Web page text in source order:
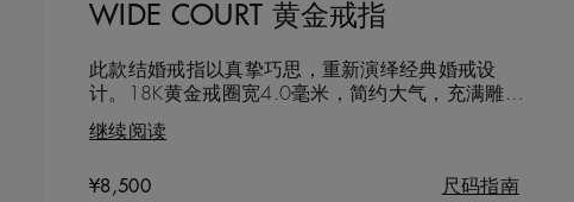
WIDE COURT 黄金戒指
此款结婚戒指以真挚巧思，重新演绎经典婚戒设
计。18K黄金戒圈宽4.0毫米，简约大气，充满雕刻
内壁镶有一颗钻石，仿佛是佩戴者珍藏的一个美好
继续阅读
Original price
¥8,500 尺码指南